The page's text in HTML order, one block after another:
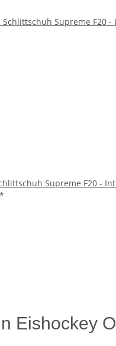
Supreme F20 -
*
Eishockey